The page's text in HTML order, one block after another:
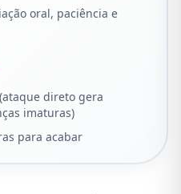
oral, paciência e
direto gera
imaturas)
para acabar